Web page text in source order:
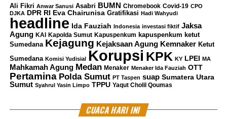
Korupsi Pelaksanaan APBD/APBD-P
DON'T MISS
Jampidum Perintah Kejari Terbitkan SKP2 Empat Perkara
Berdasarkan Keadilan Restoratif
Muhammad Shiddiq
Senior Jurnalis Pantau Sidang By PT Kilas Pewarta Media
Ali Fikri Anwar Sanusi Asabri BUMN Chromebook Covid-19 CPO
DJKA DPR RI Eva Chairunisa Gratifikasi Hadi Wahyudi
headline Ida Fauziah Indonesia investasi fiktif Jaksa
Agung KAI Kapolda Sumut Kapuspenkum kapuspenkum ketut
Sumedana Kejagung Kejaksaan Agung Kemnaker Ketut
Sumedana Komisi Yudisial Korupsi KPK KY LPEI MA
Mahkamah Agung Medan Menaker Menaker Ida Fauziah OTT
Pertamina Polda Sumut PT Taspen suap Sumatera Utara
Sumut Syahrul Yasin Limpo TPPU Yaqut Cholil Qoumas
CUACA HARI INI